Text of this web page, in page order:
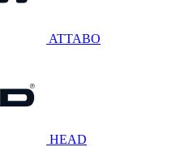
ATTABO
HEAD